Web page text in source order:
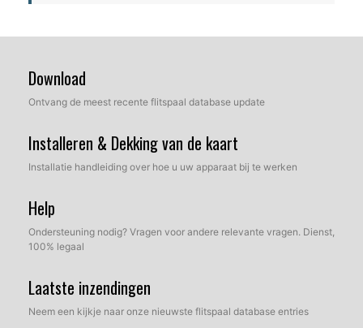
Download
Ontvang de meest recente flitspaal database update
Installeren & Dekking van de kaart
Installatie handleiding over hoe u uw apparaat bij te werken
Help
Ondersteuning nodig? Vragen voor andere relevante vragen. Dienst,
100% legaal
Laatste inzendingen
Neem een kijkje naar onze nieuwste flitspaal database entries